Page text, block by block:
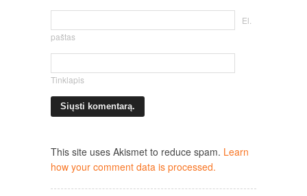
El.
paštas
Tinklapis
This site uses Akismet to reduce spam. Learn
how your comment data is processed.